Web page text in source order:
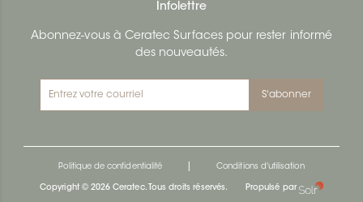
Infolettre
Abonnez-vous à Ceratec Surfaces pour rester informé
des nouveautés.
S'abonner
Politique de confidentialité Conditions d'utilisation
Copyright © 2026 Ceratec. Tous droits réservés. Propulsé par